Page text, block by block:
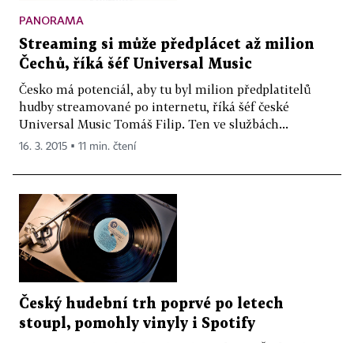
PANORAMA
Streaming si může předplácet až milion
Čechů, říká šéf Universal Music
Česko má potenciál, aby tu byl milion předplatitelů
hudby streamované po internetu, říká šéf české
Universal Music Tomáš Filip. Ten ve službách...
16. 3. 2015 ▪ 11 min. čtení
Český hudební trh poprvé po letech
stoupl, pomohly vinyly i Spotify